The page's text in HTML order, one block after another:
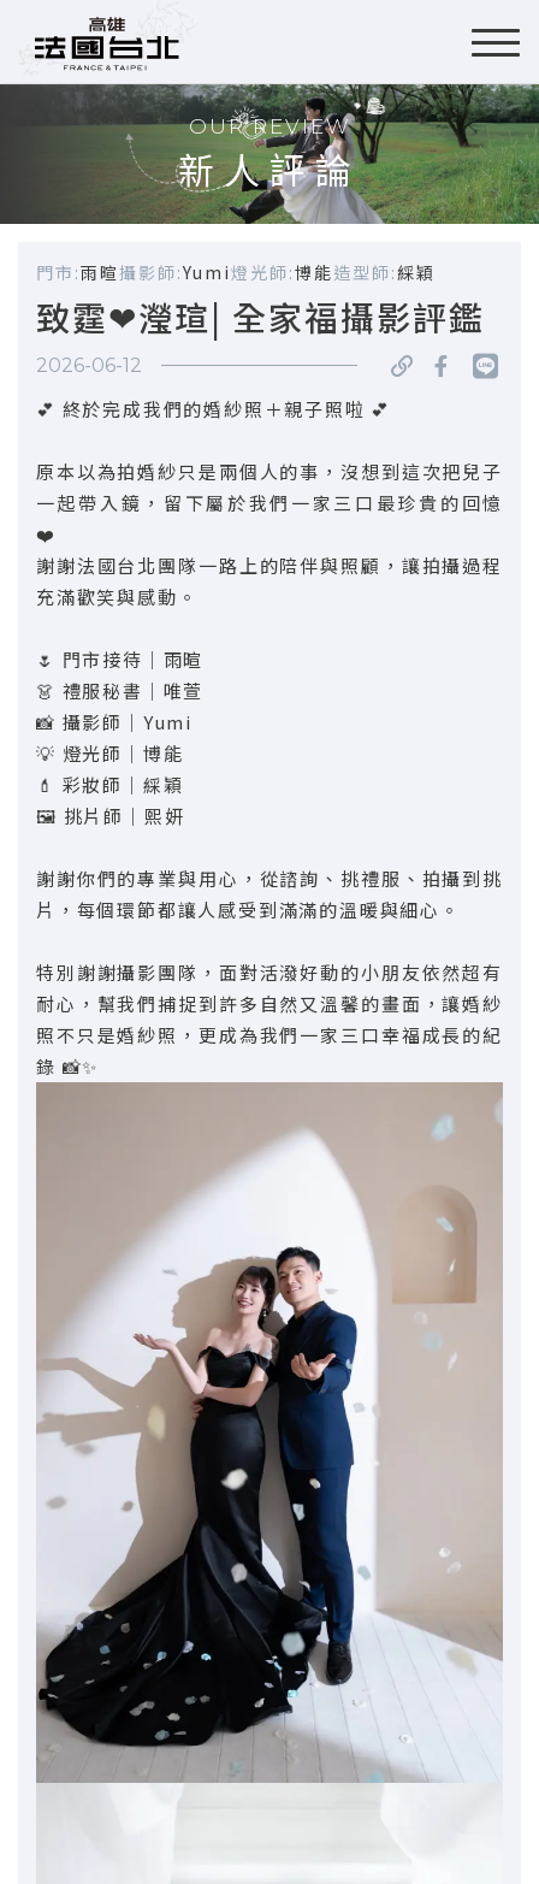
OUR REVIEW
新人評論
門市:雨暄攝影師:Yumi燈光師:博能造型師:綵穎
致霆❤瀅瑄| 全家福攝影評鑑
2026-06-12
💕 終於完成我們的婚紗照＋親子照啦 💕
原本以為拍婚紗只是兩個人的事，沒想到這次把兒子
一起帶入鏡，留下屬於我們一家三口最珍貴的回憶
❤️
謝謝法國台北團隊一路上的陪伴與照顧，讓拍攝過程
充滿歡笑與感動。
🌷 門市接待｜雨暄
👗 禮服秘書｜唯萱
📸 攝影師｜Yumi
💡 燈光師｜博能
💄 彩妝師｜綵穎
🖼️ 挑片師｜熙妍
謝謝你們的專業與用心，從諮詢、挑禮服、拍攝到挑
片，每個環節都讓人感受到滿滿的溫暖與細心。
特別謝謝攝影團隊，面對活潑好動的小朋友依然超有
耐心，幫我們捕捉到許多自然又溫馨的畫面，讓婚紗
照不只是婚紗照，更成為我們一家三口幸福成長的紀
錄 📸✨